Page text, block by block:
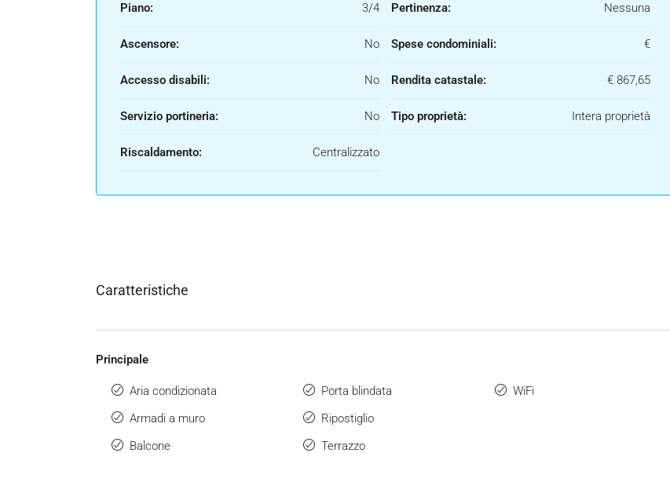
Piano: 3/4
Ascensore: No
Accesso disabili: No
Servizio portineria: No
Riscaldamento: Centralizzato
Pertinenza: Nessuna
Spese condominiali: €
Rendita catastale: € 867,65
Tipo proprietà: Intera proprietà
Caratteristiche
Principale
Aria condizionata
Armadi a muro
Balcone
Porta blindata
Ripostiglio
Terrazzo
WiFi